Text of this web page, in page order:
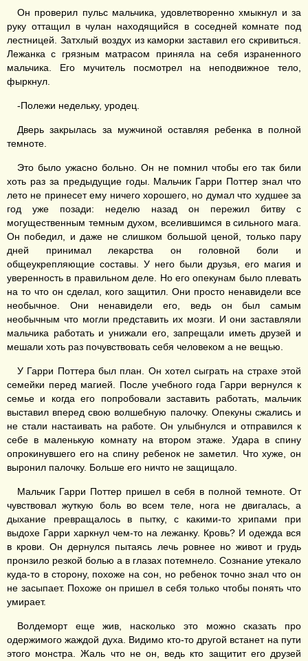
Он проверил пульс мальчика, удовлетворенно хмыкнул и за
руку оттащил в чулан находящийся в соседней комнате под
лестницей. Затхлый воздух из каморки заставил его скривиться.
Лежанка с грязным матрасом приняла на себя израненного
мальчика. Его мучитель посмотрел на неподвижное тело,
фыркнул.
-Полежи недельку, уродец.
Дверь закрылась за мужчиной оставляя ребенка в полной
темноте.
Это было ужасно больно. Он не помнил чтобы его так били
хоть раз за предыдущие годы. Мальчик Гарри Поттер знал что
лето не принесет ему ничего хорошего, но думал что худшее за
год уже позади: неделю назад он пережил битву с
могущественным темным духом, вселившимся в сильного мага.
Он победил, и даже не слишком большой ценой, только пару
дней принимал лекарства он головной боли и
общеукрепляющие составы. У него были друзья, его магия и
уверенность в правильном деле. Но его опекунам было плевать
на то что он сделал, кого защитил. Они просто ненавидели все
необычное. Они ненавидели его, ведь он был самым
необычным что могли представить их мозги. И они заставляли
мальчика работать и унижали его, запрещали иметь друзей и
мешали хоть раз почувствовать себя человеком а не вещью.
У Гарри Поттера был план. Он хотел сыграть на страхе этой
семейки перед магией. После учебного года Гарри вернулся к
семье и когда его попробовали заставить работать, мальчик
выставил вперед свою волшебную палочку. Опекуны сжались и
не стали настаивать на работе. Он улыбнулся и отправился к
себе в маленькую комнату на втором этаже. Удара в спину
опрокинувшего его на спину ребенок не заметил. Что хуже, он
выронил палочку. Больше его ничто не защищало.
Мальчик Гарри Поттер пришел в себя в полной темноте. От
чувствовал жуткую боль во всем теле, нога не двигалась, а
дыхание превращалось в пытку, с какими-то хрипами при
выдохе Гарри харкнул чем-то на лежанку. Кровь? И одежда вся
в крови. Он дернулся пытаясь лечь ровнее но живот и грудь
пронзило резкой болью а в глазах потемнело. Сознание утекало
куда-то в сторону, похоже на сон, но ребенок точно знал что он
не засыпает. Похоже он пришел в себя только чтобы понять что
умирает.
Волдеморт еще жив, насколько это можно сказать про
одержимого жаждой духа. Видимо кто-то другой встанет на пути
этого монстра. Жаль что не он, ведь кто защитит его друзей